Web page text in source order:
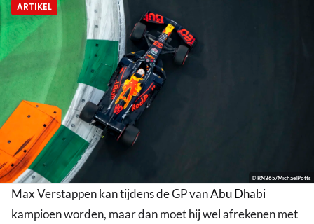
ARTIKEL
© RN365/MichaelPotts
Max Verstappen kan tijdens de GP vanAbu Dhabi
kampioen worden, maar dan moet hij wel afrekenen met